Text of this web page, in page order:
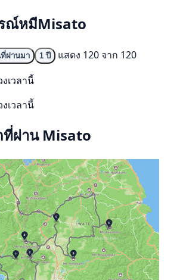
ณ์หมีMisato
ผ่านมา 1 ปี
แสดง 120 จาก 120
เวลานี้
เวลานี้
ที่ผ่าน Misato